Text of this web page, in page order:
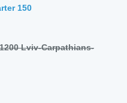
150
Lviv-Carpathians-